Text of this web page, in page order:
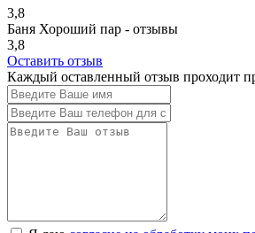
3,8
Баня Хороший пар - отзывы
3,8
Оставить отзыв
Каждый оставленный отзыв проходит